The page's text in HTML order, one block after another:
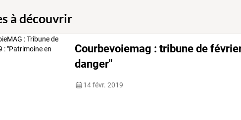
à découvrir
Courbevoiemag : tribune de
danger"
14 févr. 2019